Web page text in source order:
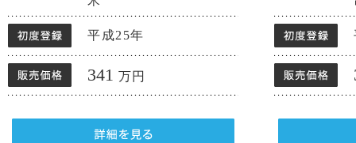
平成25年
341 万円